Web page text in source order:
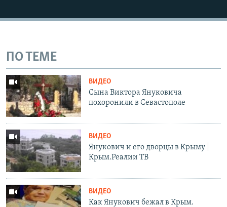
ПО ТЕМЕ
ВИДЕО
Сына Виктора Януковича
похоронили в Севастополе
ВИДЕО
Янукович и его дворцы в Крыму |
Крым.Реалии ТВ
ВИДЕО
Как Янукович бежал в Крым.